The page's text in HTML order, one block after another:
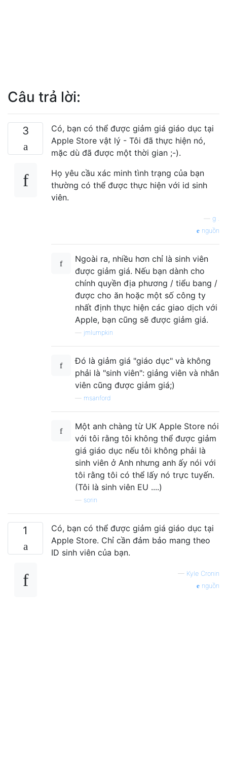
Câu trả lời:
3
Có, bạn có thể được giảm giá giáo dục tại
Apple Store vật lý - Tôi đã thực hiện nó,
mặc dù đã được một thời gian ;-).
Họ yêu cầu xác minh tình trạng của bạn
thường có thể được thực hiện với id sinh
viên.
g .
nguồn
Ngoài ra, nhiều hơn chỉ là sinh viên
được giảm giá. Nếu bạn dành cho
chính quyền địa phương / tiểu bang /
được cho ăn hoặc một số công ty
nhất định thực hiện các giao dịch với
Apple, bạn cũng sẽ được giảm giá.
jmlumpkin
Đó là giảm giá "giáo dục" và không
phải là "sinh viên": giảng viên và nhân
viên cũng được giảm giá;)
msanford
Một anh chàng từ UK Apple Store nói
với tôi rằng tôi không thể được giảm
giá giáo dục nếu tôi không phải là
sinh viên ở Anh nhưng anh ấy nói với
tôi rằng tôi có thể lấy nó trực tuyến.
(Tôi là sinh viên EU ....)
sorin
1
Có, bạn có thể được giảm giá giáo dục tại
Apple Store. Chỉ cần đảm bảo mang theo
ID sinh viên của bạn.
— Kyle Cronin
nguồn